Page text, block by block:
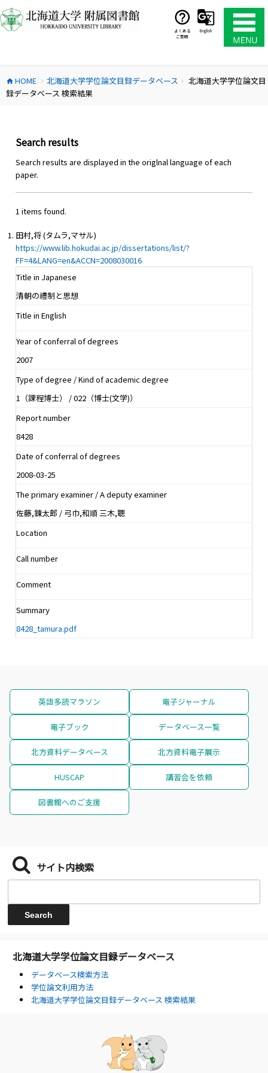
ン
テ
ス
キ
よくある
ご質問
English
home HOME chevron_right 北海道大学学位論文目録データベース chevron_right
北海道大学学位論文目
録データベース 検索結果
Search results
Search results are displayed in the origlnal language of each
paper.
1 items found.
田村,将 (タムラ,マサル)
https://www.lib.hokudai.ac.jp/dissertations/list/?
FF=4&LANG=en&ACCN=2008030016
Title in Japanese
清朝の禮制と思想
Title in English
Year of conferral of degrees
2007
Type of degree / Kind of academic degree
1（課程博士） / 022（博士(文学)）
Report number
8428
Date of conferral of degrees
2008-03-25
The primary examiner / A deputy examiner
佐藤,錬太郎 / 弓巾,和順 三木,聰
Location
Call number
Comment
Summary
8428_tamura.pdf
英語多読マラソン 電子ジャーナル
電子ブック データベース一覧
北方資料データベース 北方資料電子展示
HUSCAP 講習会を依頼
図書館へのご支援
サイト内検索
北海道大学学位論文目録データベース
データベース検索方法
学位論文利用方法
北海道大学学位論文目録データベース 検索結果